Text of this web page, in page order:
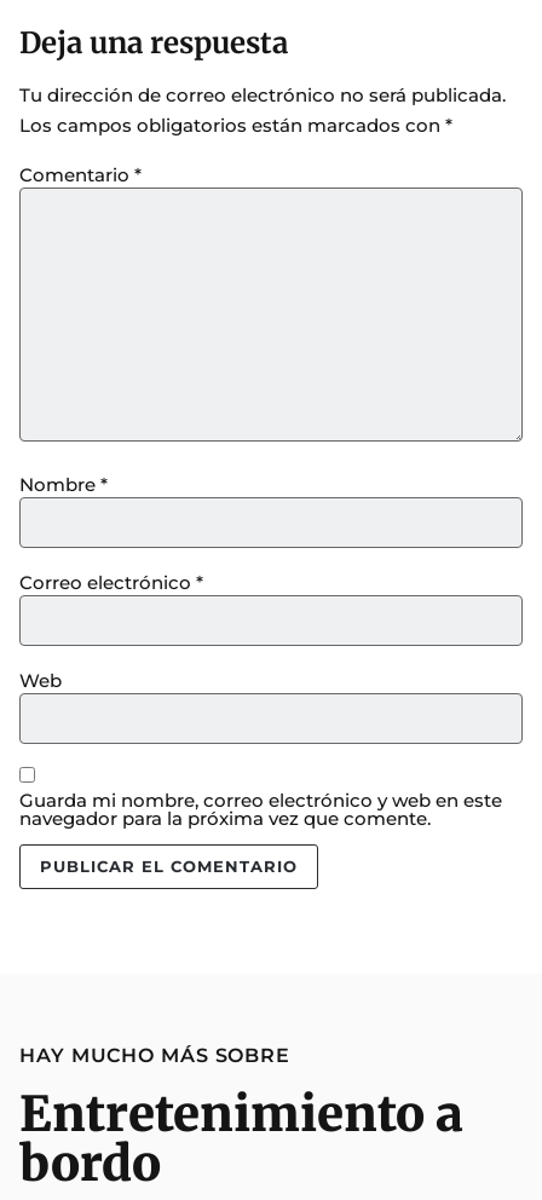
Deja una respuesta
Tu dirección de correo electrónico no será publicada.
Los campos obligatorios están marcados con *
Comentario *
Nombre *
Correo electrónico *
Web
Guarda mi nombre, correo electrónico y web en este
navegador para la próxima vez que comente.
HAY MUCHO MÁS SOBRE
Entretenimiento a
bordo